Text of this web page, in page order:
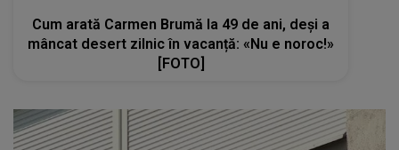
Cum arată Carmen Brumă la 49 de ani, deși a
mâncat desert zilnic în vacanță: «Nu e noroc!»
[FOTO]